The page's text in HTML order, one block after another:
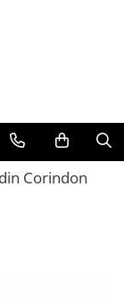
Corindon